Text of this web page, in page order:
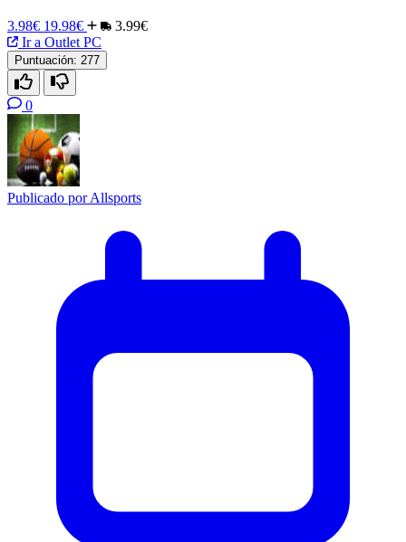
3.98€ 19.98€
3.99€
Ir a Outlet PC
Puntuación: 277
0
Publicado porAllsports